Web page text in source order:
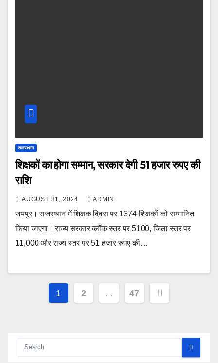
राजस्थान
शिक्षकों का होगा सम्मान, सरकार देगी 51 हजार रुपए की
राशि
AUGUST 31, 2024 ADMIN
जयपुर। राजस्थान में शिक्षक दिवस पर 1374 शिक्षकों को सम्मानित
किया जाएगा। राज्य सरकार ब्लॉक स्तर पर 5100, जिला स्तर पर
11,000 और राज्य स्तर पर 51 हजार रुपए की…
Posts
1 2 … 47